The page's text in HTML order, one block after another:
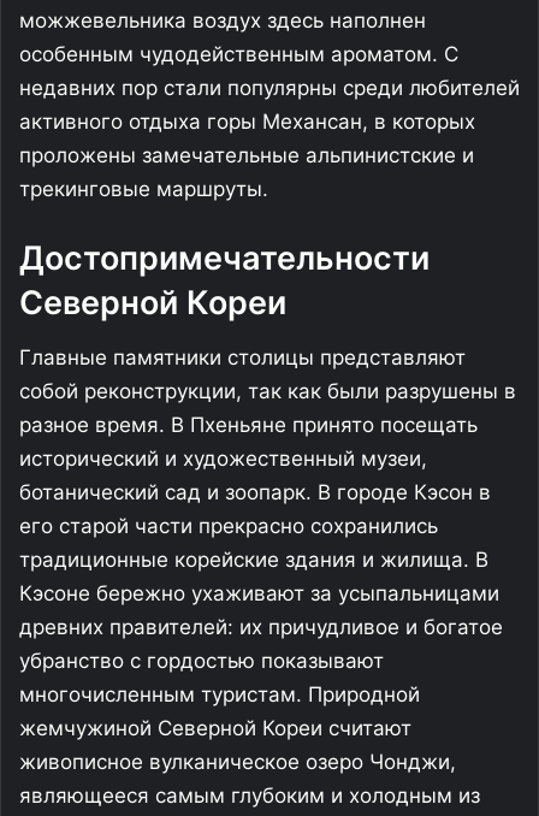
можжевельника воздух здесь наполнен
особенным чудодейственным ароматом. С
недавних пор стали популярны среди любителей
активного отдыха горы Механсан, в которых
проложены замечательные альпинистские и
трекинговые маршруты.
Достопримечательности
Северной Кореи
Главные памятники столицы представляют
собой реконструкции, так как были разрушены в
разное время. В Пхеньяне принято посещать
исторический и художественный музеи,
ботанический сад и зоопарк. В городе Кэсон в
его старой части прекрасно сохранились
традиционные корейские здания и жилища. В
Кэсоне бережно ухаживают за усыпальницами
древних правителей: их причудливое и богатое
убранство с гордостью показывают
многочисленным туристам. Природной
жемчужиной Северной Кореи считают
живописное вулканическое озеро Чонджи,
являющееся самым глубоким и холодным из